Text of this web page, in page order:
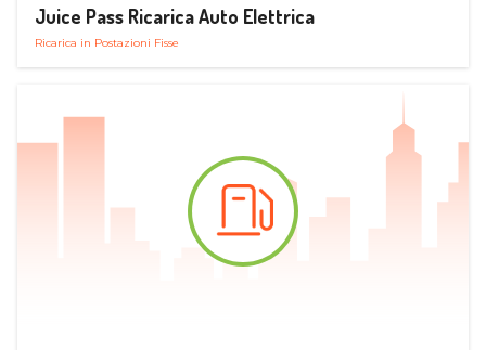
Juice Pass Ricarica Auto Elettrica
Ricarica in Postazioni Fisse